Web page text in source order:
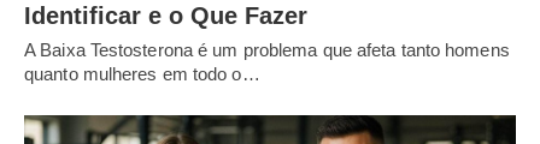
Identificar e o Que Fazer
A Baixa Testosterona é um problema que afeta tanto homens
quanto mulheres em todo o…